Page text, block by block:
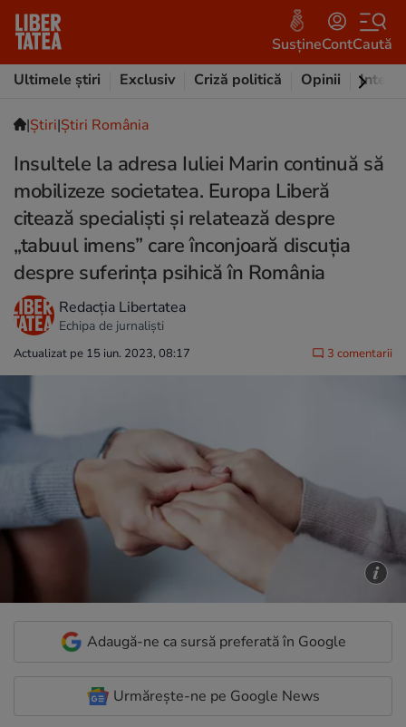
SusțineContCaută
Ultimele știri
Exclusiv Criză politică Opinii
|Ştiri|Știri România
Insultele la adresa Iuliei Marin continuă să
mobilizeze societatea. Europa Liberă
citează specialiști și relatează despre
„tabuul imens” care înconjoară discuția
despre suferința psihică în România
Redacția Libertatea
Echipa de jurnaliști
Actualizat pe 15 iun. 2023, 08:17 3 comentarii
Adaugă-ne ca sursă preferată în Google
Urmărește-ne pe Google News